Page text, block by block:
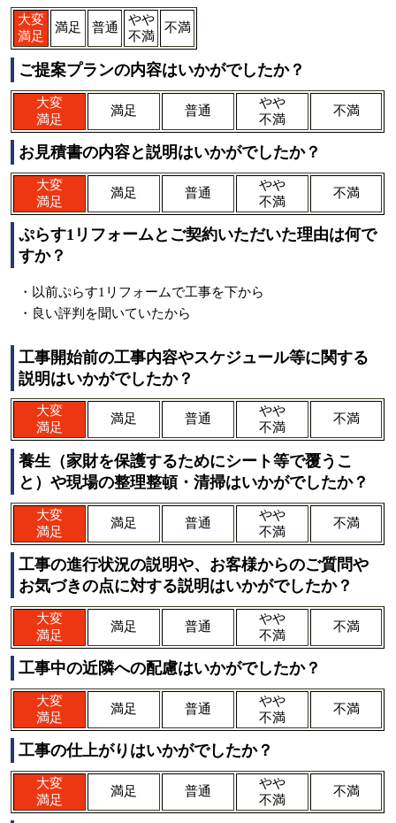
大変
満足
満足 普通
やや
不満
不満
ご提案プランの内容はいかがでしたか？
大変
満足
満足 普通
やや
不満
不満
お見積書の内容と説明はいかがでしたか？
大変
満足
満足 普通
やや
不満
不満
ぷらす1リフォームとご契約いただいた理由は何で
すか？
・以前ぷらす1リフォームで工事を下から
・良い評判を聞いていたから
工事開始前の工事内容やスケジュール等に関する
説明はいかがでしたか？
大変
満足
満足 普通
やや
不満
不満
養生（家財を保護するためにシート等で覆うこ
と）や現場の整理整頓・清掃はいかがでしたか？
大変
満足
満足 普通
やや
不満
不満
工事の進行状況の説明や、お客様からのご質問や
お気づきの点に対する説明はいかがでしたか？
大変
満足
満足 普通
やや
不満
不満
工事中の近隣への配慮はいかがでしたか？
大変
満足
満足 普通
やや
不満
不満
工事の仕上がりはいかがでしたか？
大変
満足
満足 普通
やや
不満
不満